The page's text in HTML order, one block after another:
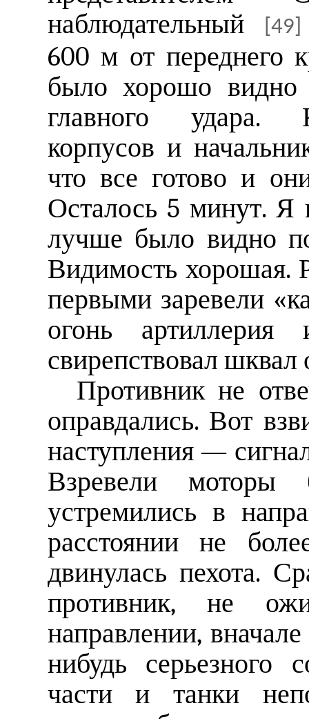
наблюдательный
[49]
600 м от переднего
было хорошо видно
главного удара.
корпусов и
что все готово и
Осталось 5 минут.
лучше было видно
Видимость хорошая.
первыми заревели
огонь
свирепствовал шквал
Противник не
оправдались. Вот
наступления —
Взревели
устремились в
расстоянии не
двинулась пехота.
противник, не
направлении,
нибудь серьезного
части и танки